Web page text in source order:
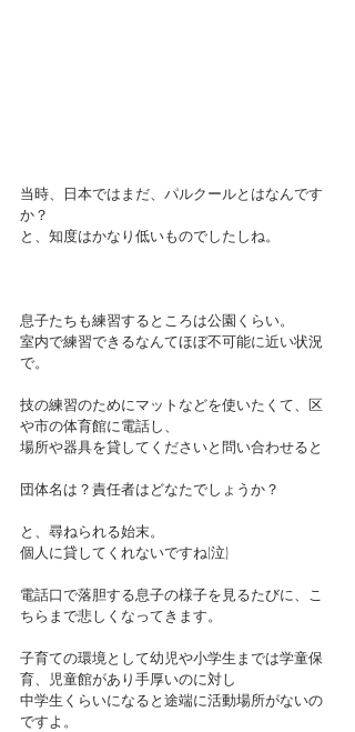
当時、日本ではまだ、パルクールとはなんです
か？
と、知度はかなり低いものでしたしね。
息子たちも練習するところは公園くらい。
室内で練習できるなんてほぼ不可能に近い状況
で。
技の練習のためにマットなどを使いたくて、区
や市の体育館に電話し、
場所や器具を貸してくださいと問い合わせると
団体名は？責任者はどなたでしょうか？
と、尋ねられる始末。
個人に貸してくれないですね(泣)
電話口で落胆する息子の様子を見るたびに、こ
ちらまで悲しくなってきます。
子育ての環境として幼児や小学生までは学童保
育、児童館があり手厚いのに対し
中学生くらいになると途端に活動場所がないの
ですよ。